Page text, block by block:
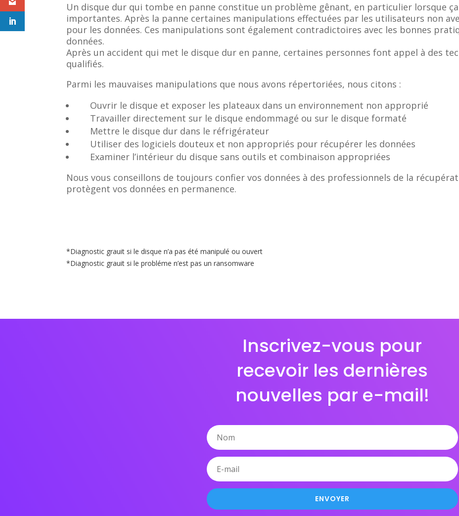
Un disque dur qui tombe en panne constitue un problème gênant, en particulier lorsque
importantes. Après la panne certaines manipulations effectuées par les utilisateurs non
pour les données. Ces manipulations sont également contradictoires avec les bonnes
données.
Après un accident qui met le disque dur en panne, certaines personnes font appel à des
qualifiés.
Parmi les mauvaises manipulations que nous avons répertoriées, nous citons :
Ouvrir le disque et exposer les plateaux dans un environnement non approprié
Travailler directement sur le disque endommagé ou sur le disque formaté
Mettre le disque dur dans le réfrigérateur
Utiliser des logiciels douteux et non appropriés pour récupérer les données
Examiner l’intérieur du disque sans outils et combinaison appropriées
Nous vous conseillons de toujours confier vos données à des professionnels de la
protègent vos données en permanence.
*Diagnostic grauit si le disque n’a pas été manipulé ou ouvert
*Diagnostic grauit si le probléme n’est pas un ransomware
Inscrivez-vous pour
recevoir les dernières
nouvelles par e-mail!
ENVOYER